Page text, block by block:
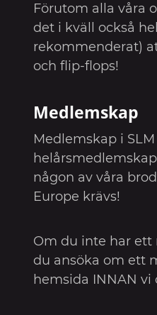
Förutom alla våra
det i kväll också
rekommenderat)
och flip-flops!
Medlemskap
Medlemskap i
någon av våra
Europe krävs!
Om du inte har
du ansöka om ett
hemsida INNAN vi